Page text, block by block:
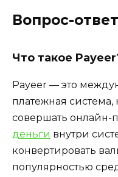
Вопрос-
Что такое
Payeer — это
платежная система,
совершать онлайн-
деньги внутри
конвертировать
популярностью